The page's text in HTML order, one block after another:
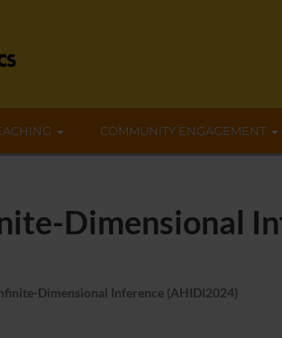
COMMUNITY ENGAGEMENT
Dimensional
Dimensional Inference (AHIDI2024)